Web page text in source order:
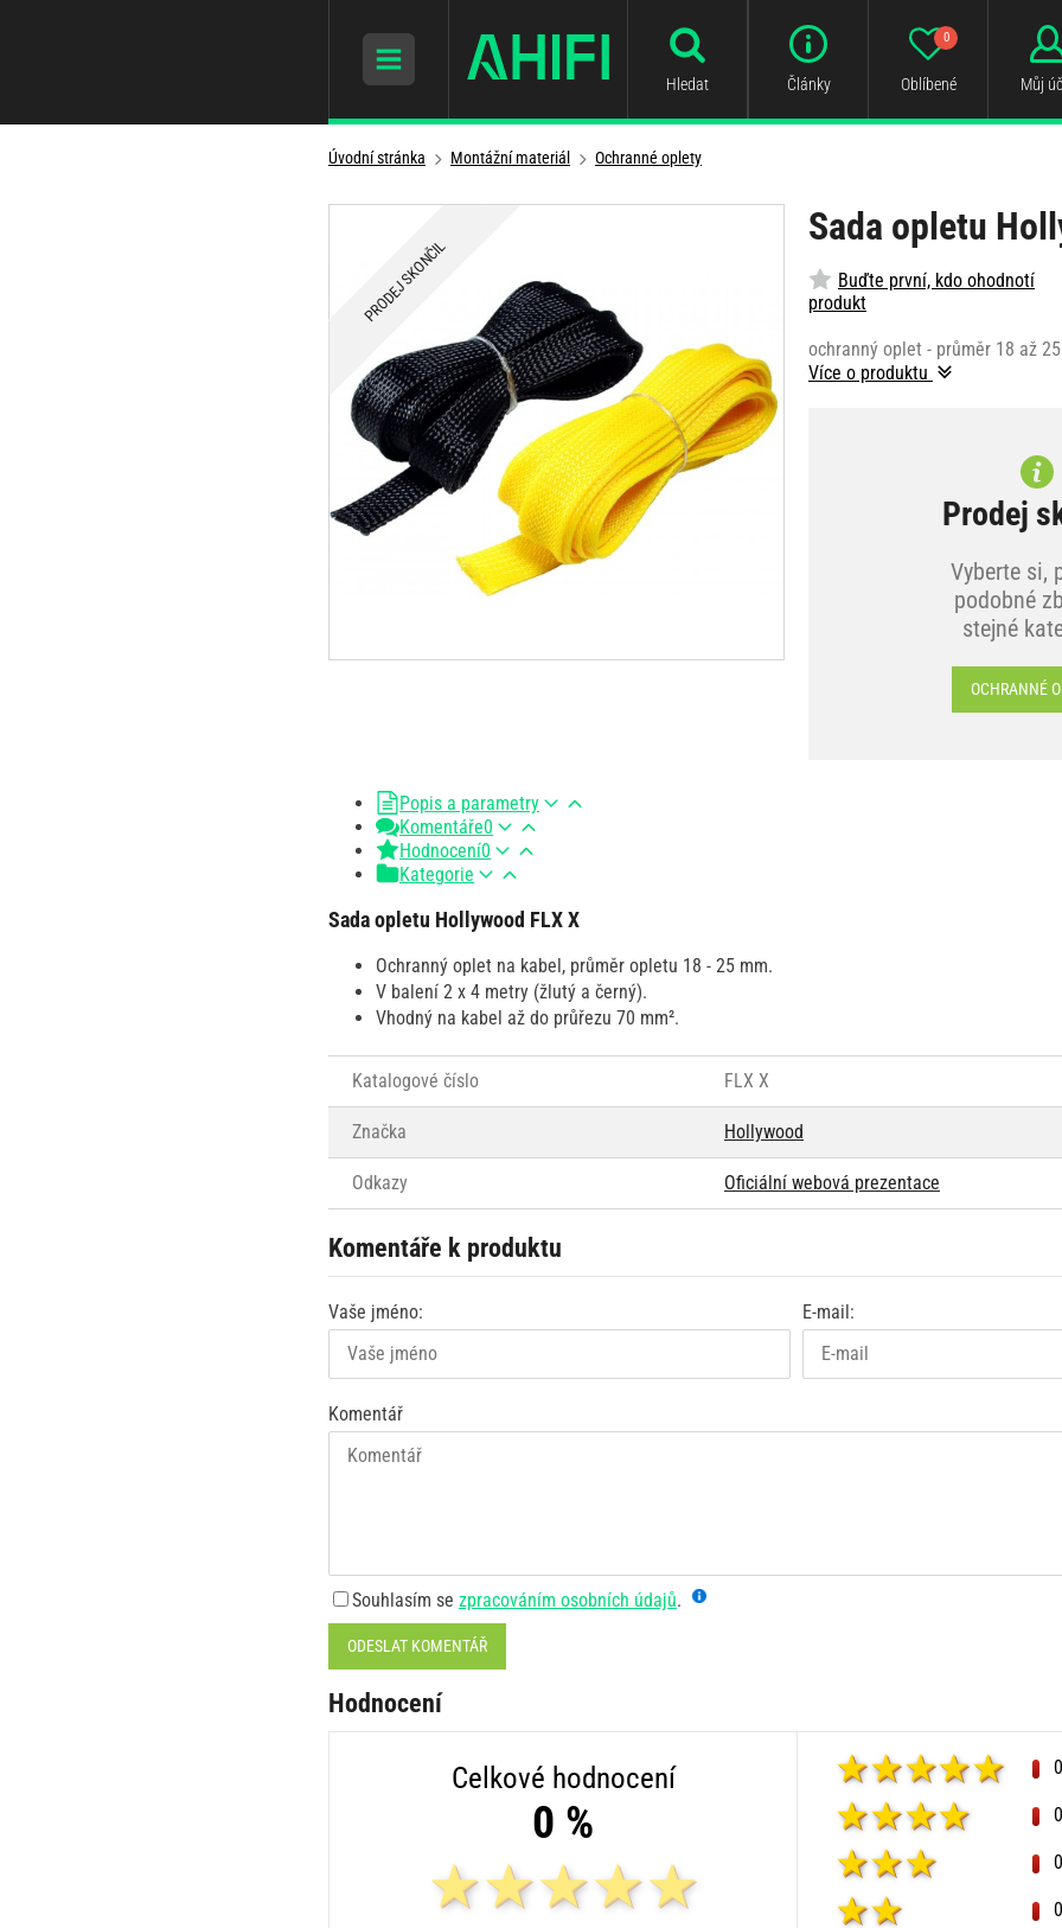
Hledat Články Oblíbené
0
Můj
Úvodní stránka Montážní materiál Ochranné oplety
Sada opletu
Buďte první, kdo ohodnotí
produkt
ochranný oplet - průměr 18 až
Více o produktu
Prodej
Vyberte si,
podobné
stejné
OCHRANNÉ
PRODEJ SKONČIL
Popis a parametry
Komentáře0
Hodnocení0
Kategorie
Sada opletu Hollywood FLX X
Ochranný oplet na kabel, průměr opletu 18 - 25 mm.
V balení 2 x 4 metry (žlutý a černý).
Vhodný na kabel až do průřezu 70 mm².
Katalogové číslo FLX X
Značka Hollywood
Odkazy Oficiální webová prezentace
Komentáře k produktu
Vaše jméno: E-mail:
Komentář
Souhlasím se zpracováním osobních údajů.
ODESLAT KOMENTÁŘ
Hodnocení
Celkové hodnocení
0 %